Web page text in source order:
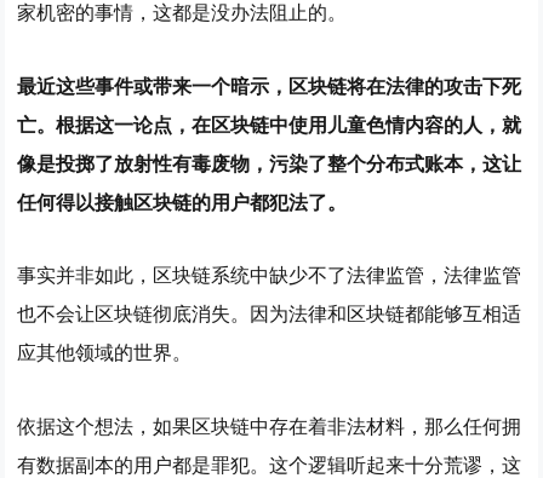
家机密的事情，这都是没办法阻止的。
最近这些事件或带来一个暗示，区块链将在法律的攻击下死
亡。根据这一论点，在区块链中使用儿童色情内容的人，就
像是投掷了放射性有毒废物，污染了整个分布式账本，这让
任何得以接触区块链的用户都犯法了。
事实并非如此，区块链系统中缺少不了法律监管，法律监管
也不会让区块链彻底消失。因为法律和区块链都能够互相适
应其他领域的世界。
依据这个想法，如果区块链中存在着非法材料，那么任何拥
有数据副本的用户都是罪犯。这个逻辑听起来十分荒谬，这